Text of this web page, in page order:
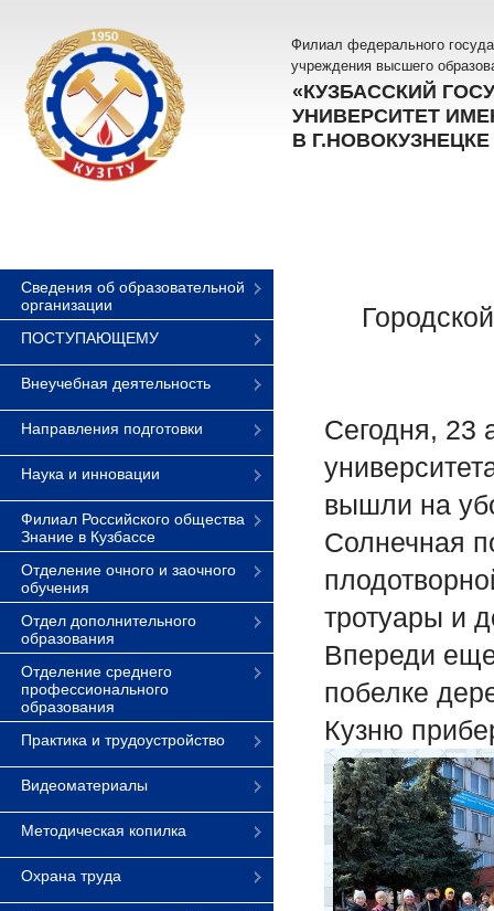
Филиал федерального
учреждения высшего
«КУЗБАССКИЙ
УНИВЕРСИТЕТ
В Г.НОВОКУЗНЕЦКЕ
Сведения об образовательной
организации
ПОСТУПАЮЩЕМУ
Внеучебная деятельность
Направления подготовки
Наука и инновации
Филиал Российского общества
Знание в Кузбассе
Отделение очного и заочного
обучения
Отдел дополнительного
образования
Отделение среднего
профессионального
образования
Практика и трудоустройство
Видеоматериалы
Методическая копилка
Охрана труда
Сегодня, 23
вышли на
Солнечная
тротуары и
Впереди
побелке
Кузню